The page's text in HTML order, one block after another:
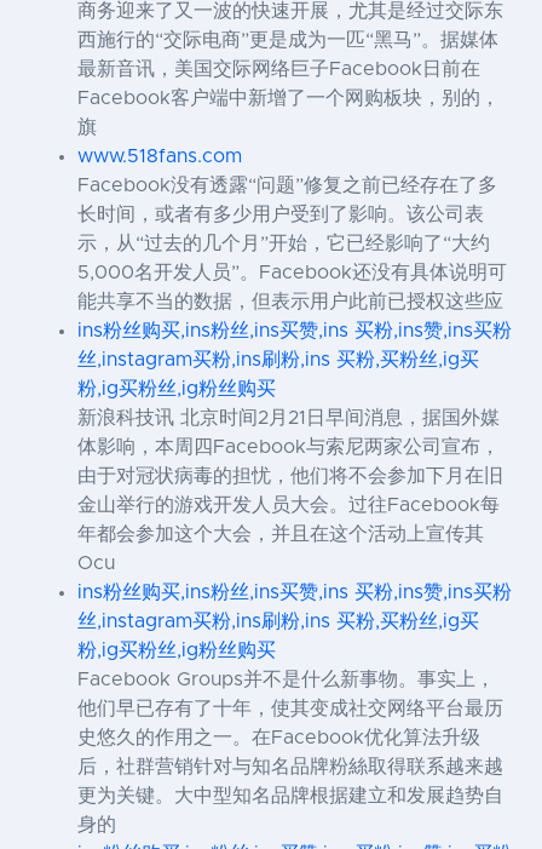
商务迎来了又一波的快速开展，尤其是经过交际东
西施行的“交际电商”更是成为一匹“黑马”。据媒体
最新音讯，美国交际网络巨子Facebook日前在
Facebook客户端中新增了一个网购板块，别的，
旗
www.518fans.com
Facebook没有透露“问题”修复之前已经存在了多
长时间，或者有多少用户受到了影响。该公司表
示，从“过去的几个月”开始，它已经影响了“大约
5,000名开发人员”。Facebook还没有具体说明可
能共享不当的数据，但表示用户此前已授权这些应
ins粉丝购买,ins粉丝,ins买赞,ins 买粉,ins赞,ins买粉
丝,instagram买粉,ins刷粉,ins 买粉,买粉丝,ig买
粉,ig买粉丝,ig粉丝购买
新浪科技讯 北京时间2月21日早间消息，据国外媒
体影响，本周四Facebook与索尼两家公司宣布，
由于对冠状病毒的担忧，他们将不会参加下月在旧
金山举行的游戏开发人员大会。过往Facebook每
年都会参加这个大会，并且在这个活动上宣传其
Ocu
ins粉丝购买,ins粉丝,ins买赞,ins 买粉,ins赞,ins买粉
丝,instagram买粉,ins刷粉,ins 买粉,买粉丝,ig买
粉,ig买粉丝,ig粉丝购买
Facebook Groups并不是什么新事物。事实上，
他们早已存有了十年，使其变成社交网络平台最历
史悠久的作用之一。在Facebook优化算法升级
后，社群营销针对与知名品牌粉絲取得联系越来越
更为关键。大中型知名品牌根据建立和发展趋势自
身的